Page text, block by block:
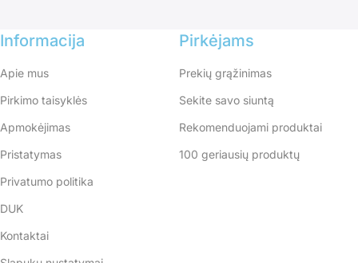
Informacija
Apie mus
Pirkimo taisyklės
Apmokėjimas
Pristatymas
Privatumo politika
DUK
Kontaktai
Pirkėjams
Prekių grąžinimas
Sekite savo siuntą
Rekomenduojami produktai
100 geriausių produktų